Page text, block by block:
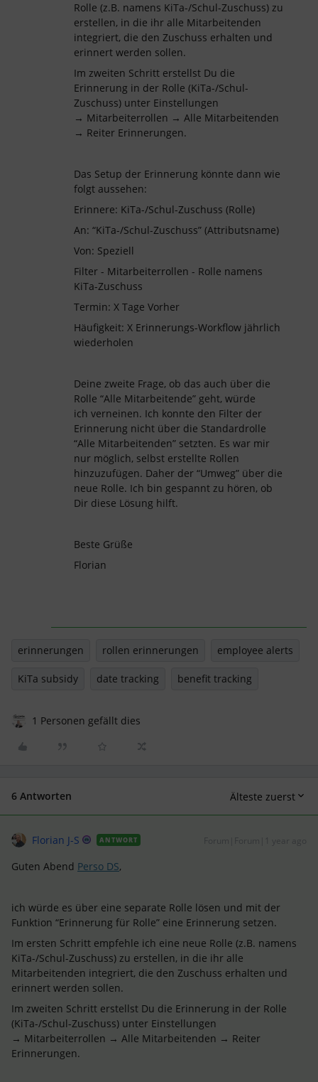
Rolle (z.B. namens KiTa-/Schul-Zuschuss) zu
erstellen, in die ihr alle Mitarbeitenden
integriert, die den Zuschuss erhalten und
erinnert werden sollen.
Im zweiten Schritt erstellst Du die
Erinnerung in der Rolle (KiTa-/Schul-
Zuschuss) unter Einstellungen
→ Mitarbeiterrollen → Alle Mitarbeitenden
→ Reiter Erinnerungen.
Das Setup der Erinnerung könnte dann wie
folgt aussehen:
Erinnere: KiTa-/Schul-Zuschuss (Rolle)
An: “KiTa-/Schul-Zuschuss” (Attributsname)
Von: Speziell
Filter - Mitarbeiterrollen - Rolle namens
KiTa-Zuschuss
Termin: X Tage Vorher
Häufigkeit: X Erinnerungs-Workflow jährlich
wiederholen
Deine zweite Frage, ob das auch über die
Rolle “Alle Mitarbeitende” geht, würde
ich verneinen. Ich konnte den Filter der
Erinnerung nicht über die Standardrolle
“Alle Mitarbeitenden” setzten. Es war mir
nur möglich, selbst erstellte Rollen
hinzuzufügen. Daher der “Umweg” über die
neue Rolle. Ich bin gespannt zu hören, ob
Dir diese Lösung hilft.
Beste Grüße
Florian
erinnerungen rollen erinnerungen employee alerts
KiTa subsidy date tracking benefit tracking
1 Personen gefällt dies
6 Antworten Älteste zuerst
Florian J-S ANTWORT
Guten Abend Perso DS,
ich würde es über eine separate Rolle lösen und mit der
Funktion “Erinnerung für Rolle” eine Erinnerung setzen.
Im ersten Schritt empfehle ich eine neue Rolle (z.B. namens
KiTa-/Schul-Zuschuss) zu erstellen, in die ihr alle
Mitarbeitenden integriert, die den Zuschuss erhalten und
erinnert werden sollen.
Im zweiten Schritt erstellst Du die Erinnerung in der Rolle
(KiTa-/Schul-Zuschuss) unter Einstellungen
→ Mitarbeiterrollen → Alle Mitarbeitenden → Reiter
Erinnerungen.